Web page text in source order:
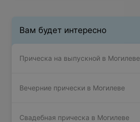
Вам будет интересно
Прическа на выпускной в Могилеве
Вечерние прически в Могилеве
Свадебная прическа в Могилеве